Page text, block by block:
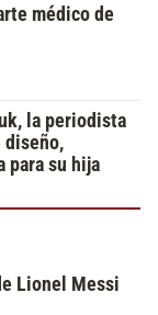
médico de
la periodista
diseño,
para su hija
Lionel Messi